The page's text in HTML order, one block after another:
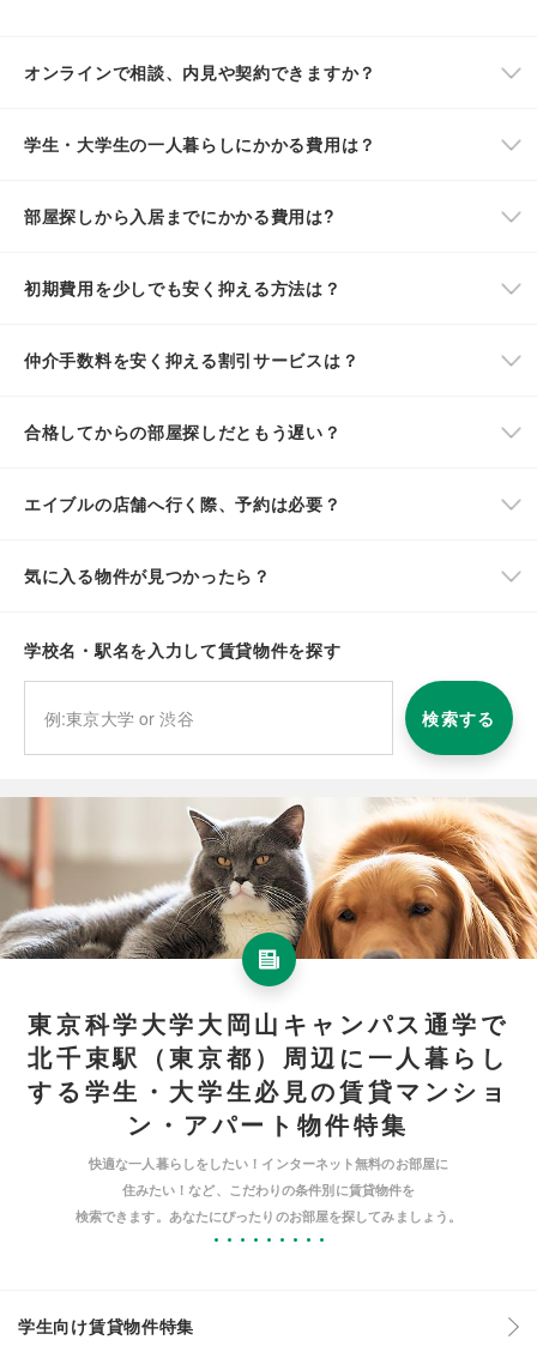
オンラインで相談、内見や契約できますか？
学生・大学生の一人暮らしにかかる費用は？
部屋探しから入居までにかかる費用は?
初期費用を少しでも安く抑える方法は？
仲介手数料を安く抑える割引サービスは？
合格してからの部屋探しだともう遅い？
エイブルの店舗へ行く際、予約は必要？
気に入る物件が見つかったら？
学校名・駅名を入力して賃貸物件を探す
検索する
東京科学大学大岡山キャンパス通学で
北千束駅（東京都）周辺に一人暮らし
する学生・大学生必見の賃貸マンショ
ン・アパート物件特集
快適な一人暮らしをしたい！インターネット無料のお部屋に
住みたい！など、こだわりの条件別に賃貸物件を
検索できます。あなたにぴったりのお部屋を探してみましょう。
学生向け賃貸物件特集